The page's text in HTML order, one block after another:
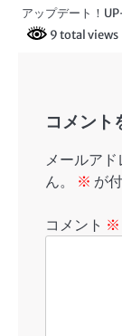
アップデート！
9 total views
コメント
メールア
ん。
※ が
コメント ※